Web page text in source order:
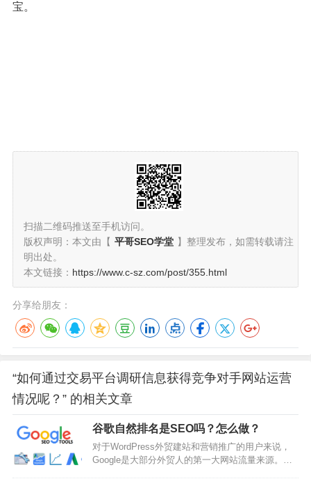
宝。
扫描二维码推送至手机访问。
版权声明：本文由【 平哥SEO学堂 】整理发布，如需转载请注
明出处。
本文链接： https://www.c-sz.com/post/355.html
分享给朋友：
“如何通过交易平台调研信息获得竞争对手网站运营
情况呢？” 的相关文章
谷歌自然排名是SEO吗？怎么做？
对于WordPress外贸建站和营销推广的用户来说，
Google是大部分外贸人的第一大网站流量来源。而